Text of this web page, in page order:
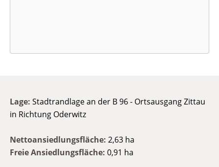
Lage: Stadtrandlage an der B 96 - Ortsausgang Zittau
in Richtung Oderwitz
Nettoansiedlungsfläche: 2,63 ha
Freie Ansiedlungsfläche: 0,91 ha